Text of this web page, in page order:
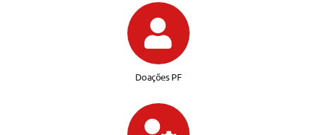
Doações PF